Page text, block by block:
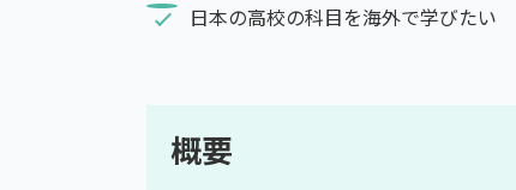
日本の高校の科目を海外で学びたい
概要